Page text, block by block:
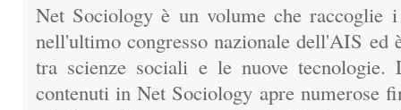
Net Sociology è un volume che raccoglie
nell'ultimo congresso nazionale dell'AIS ed
tra scienze sociali e le nuove tecnologie.
contenuti in Net Sociology apre numerose